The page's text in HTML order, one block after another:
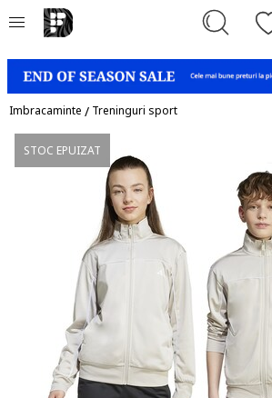
Imbracaminte / Treninguri sport
STOC EPUIZAT